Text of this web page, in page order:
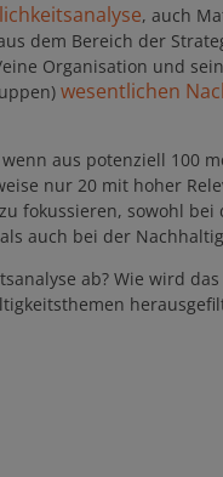
, auch
dem Bereich der
Organisation und
wesentlichen
aus potenziell 100
nur 20 mit hoher
fokussieren, sowohl bei
auch bei der
ab? Wie wird